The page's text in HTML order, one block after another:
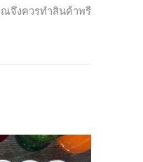
ณจึงควรทำสินค้าพรี
มี่ยมคุณภาพสำหรับการวิ่งเพื่อ